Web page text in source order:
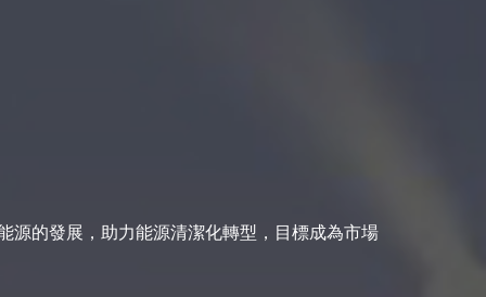
源的發展，助力能源清潔化轉型，目標成為市場